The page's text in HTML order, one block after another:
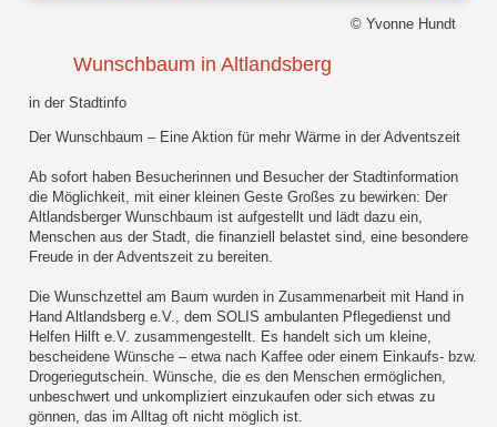
© Yvonne Hundt
Wunschbaum in Altlandsberg
in der Stadtinfo
Der Wunschbaum – Eine Aktion für mehr Wärme in der Adventszeit
Ab sofort haben Besucherinnen und Besucher der Stadtinformation
die Möglichkeit, mit einer kleinen Geste Großes zu bewirken: Der
Altlandsberger Wunschbaum ist aufgestellt und lädt dazu ein,
Menschen aus der Stadt, die finanziell belastet sind, eine besondere
Freude in der Adventszeit zu bereiten.
Die Wunschzettel am Baum wurden in Zusammenarbeit mit Hand in
Hand Altlandsberg e.V., dem SOLIS ambulanten Pflegedienst und
Helfen Hilft e.V. zusammengestellt. Es handelt sich um kleine,
bescheidene Wünsche – etwa nach Kaffee oder einem Einkaufs- bzw.
Drogeriegutschein. Wünsche, die es den Menschen ermöglichen,
unbeschwert und unkompliziert einzukaufen oder sich etwas zu
gönnen, das im Alltag oft nicht möglich ist.